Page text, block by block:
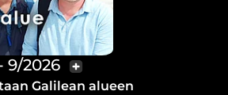
9/2026
Galilean alueen